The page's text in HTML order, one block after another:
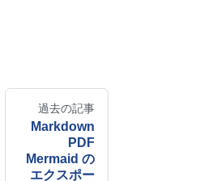
過去の記事
Markdown
PDF
Mermaid の
エクスポー